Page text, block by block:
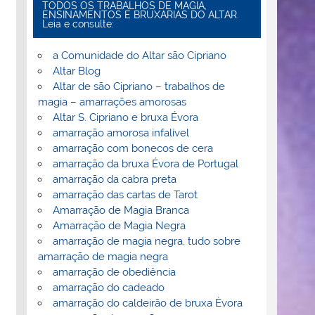
TODOS OS TRABALHOS DE MAGIA,
ENSINAMENTOS E BRUXARIAS DO ALTAR.
Leia e consulte:
a Comunidade do Altar são Cipriano
Altar Blog
Altar de são Cipriano – trabalhos de
magia – amarrações amorosas
Altar S. Cipriano e bruxa Évora
amarração amorosa infalível
amarração com bonecos de cera
amarração da bruxa Évora de Portugal
amarração da cabra preta
amarração das cartas de Tarot
Amarração de Magia Branca
Amarração de Magia Negra
amarração de magia negra, tudo sobre
amarração de magia negra
amarração de obediência
amarração do cadeado
amarração do caldeirão de bruxa Èvora